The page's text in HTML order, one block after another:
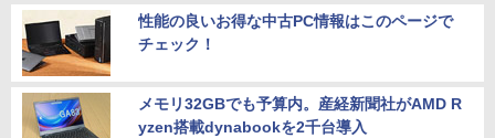
性能の良いお得な中古PC情報はこのページで
チェック！
メモリ32GBでも予算内。産経新聞社がAMD R
yzen搭載dynabookを2千台導入